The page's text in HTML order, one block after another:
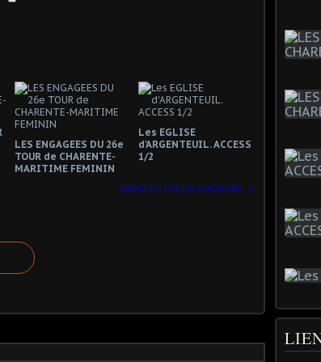
LES ENGAGEES DU 26e
TOUR de CHARENTE-
MARITIME FEMININ
Les EGLISE
d'ARGENTEUIL. ACCESS
1/2
SAINTES.CYCLO-CROSS PC